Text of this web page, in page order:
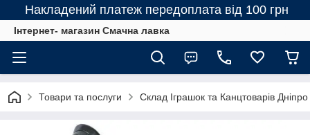
Накладений платеж передоплата від 100 грн
Інтернет- магазин Смачна лавка
Товари та послуги Склад Іграшок та Канцтоварів Дніпро